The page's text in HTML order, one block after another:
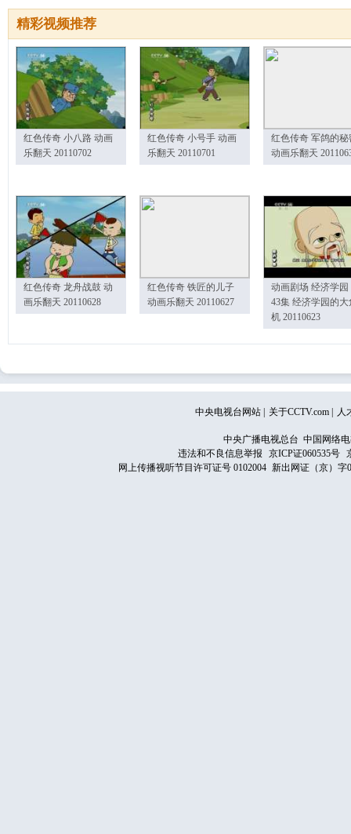
精彩视频推荐
红色传奇 小八路 动画
乐翻天 20110702
红色传奇 小号手 动画
乐翻天 20110701
红色传奇 军鸽的秘
动画乐翻天
红色传奇 龙舟战鼓 动
画乐翻天 20110628
红色传奇 铁匠的儿子
动画乐翻天 20110627
动画剧场 经济学园
43集 经济学园的大
机 20110623
中央电视台网站 关于CCTV.com 人
中央广播电视总台 中国网络
违法和不良信息举报
京ICP证060535号
网上传播视听节目许可证号 0102004 新出网证（京）